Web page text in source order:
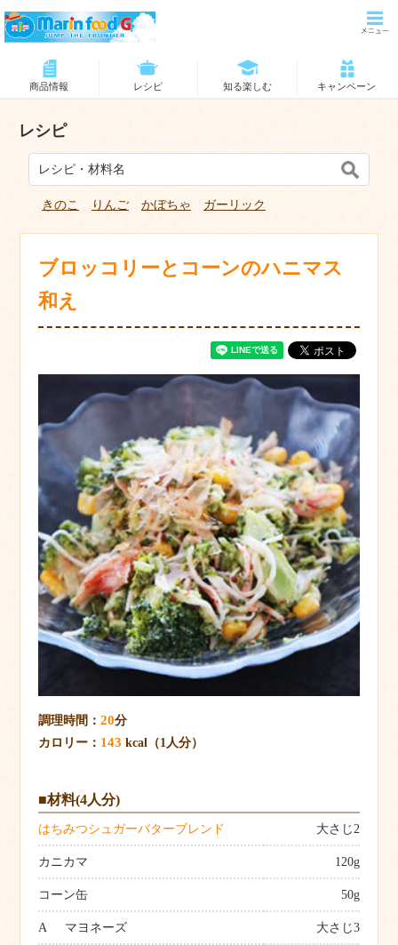
商品情報 レシピ 知る楽しむ キャンペーン
レシピ
きのこ りんご かぼちゃ ガーリック
ブロッコリーとコーンのハニマス
和え
調理時間： 20分
カロリー： 143 kcal（1人分）
■材料(4人分)
はちみつシュガーバターブレンド 大さじ2
カニカマ 120g
コーン缶 50g
A マヨネーズ 大さじ3